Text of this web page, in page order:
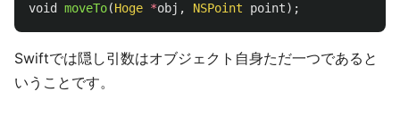
void
moveTo(Hoge *obj , NSPoint point);
Swiftでは隠し引数はオブジェクト自身ただ一つであると
いうことです。